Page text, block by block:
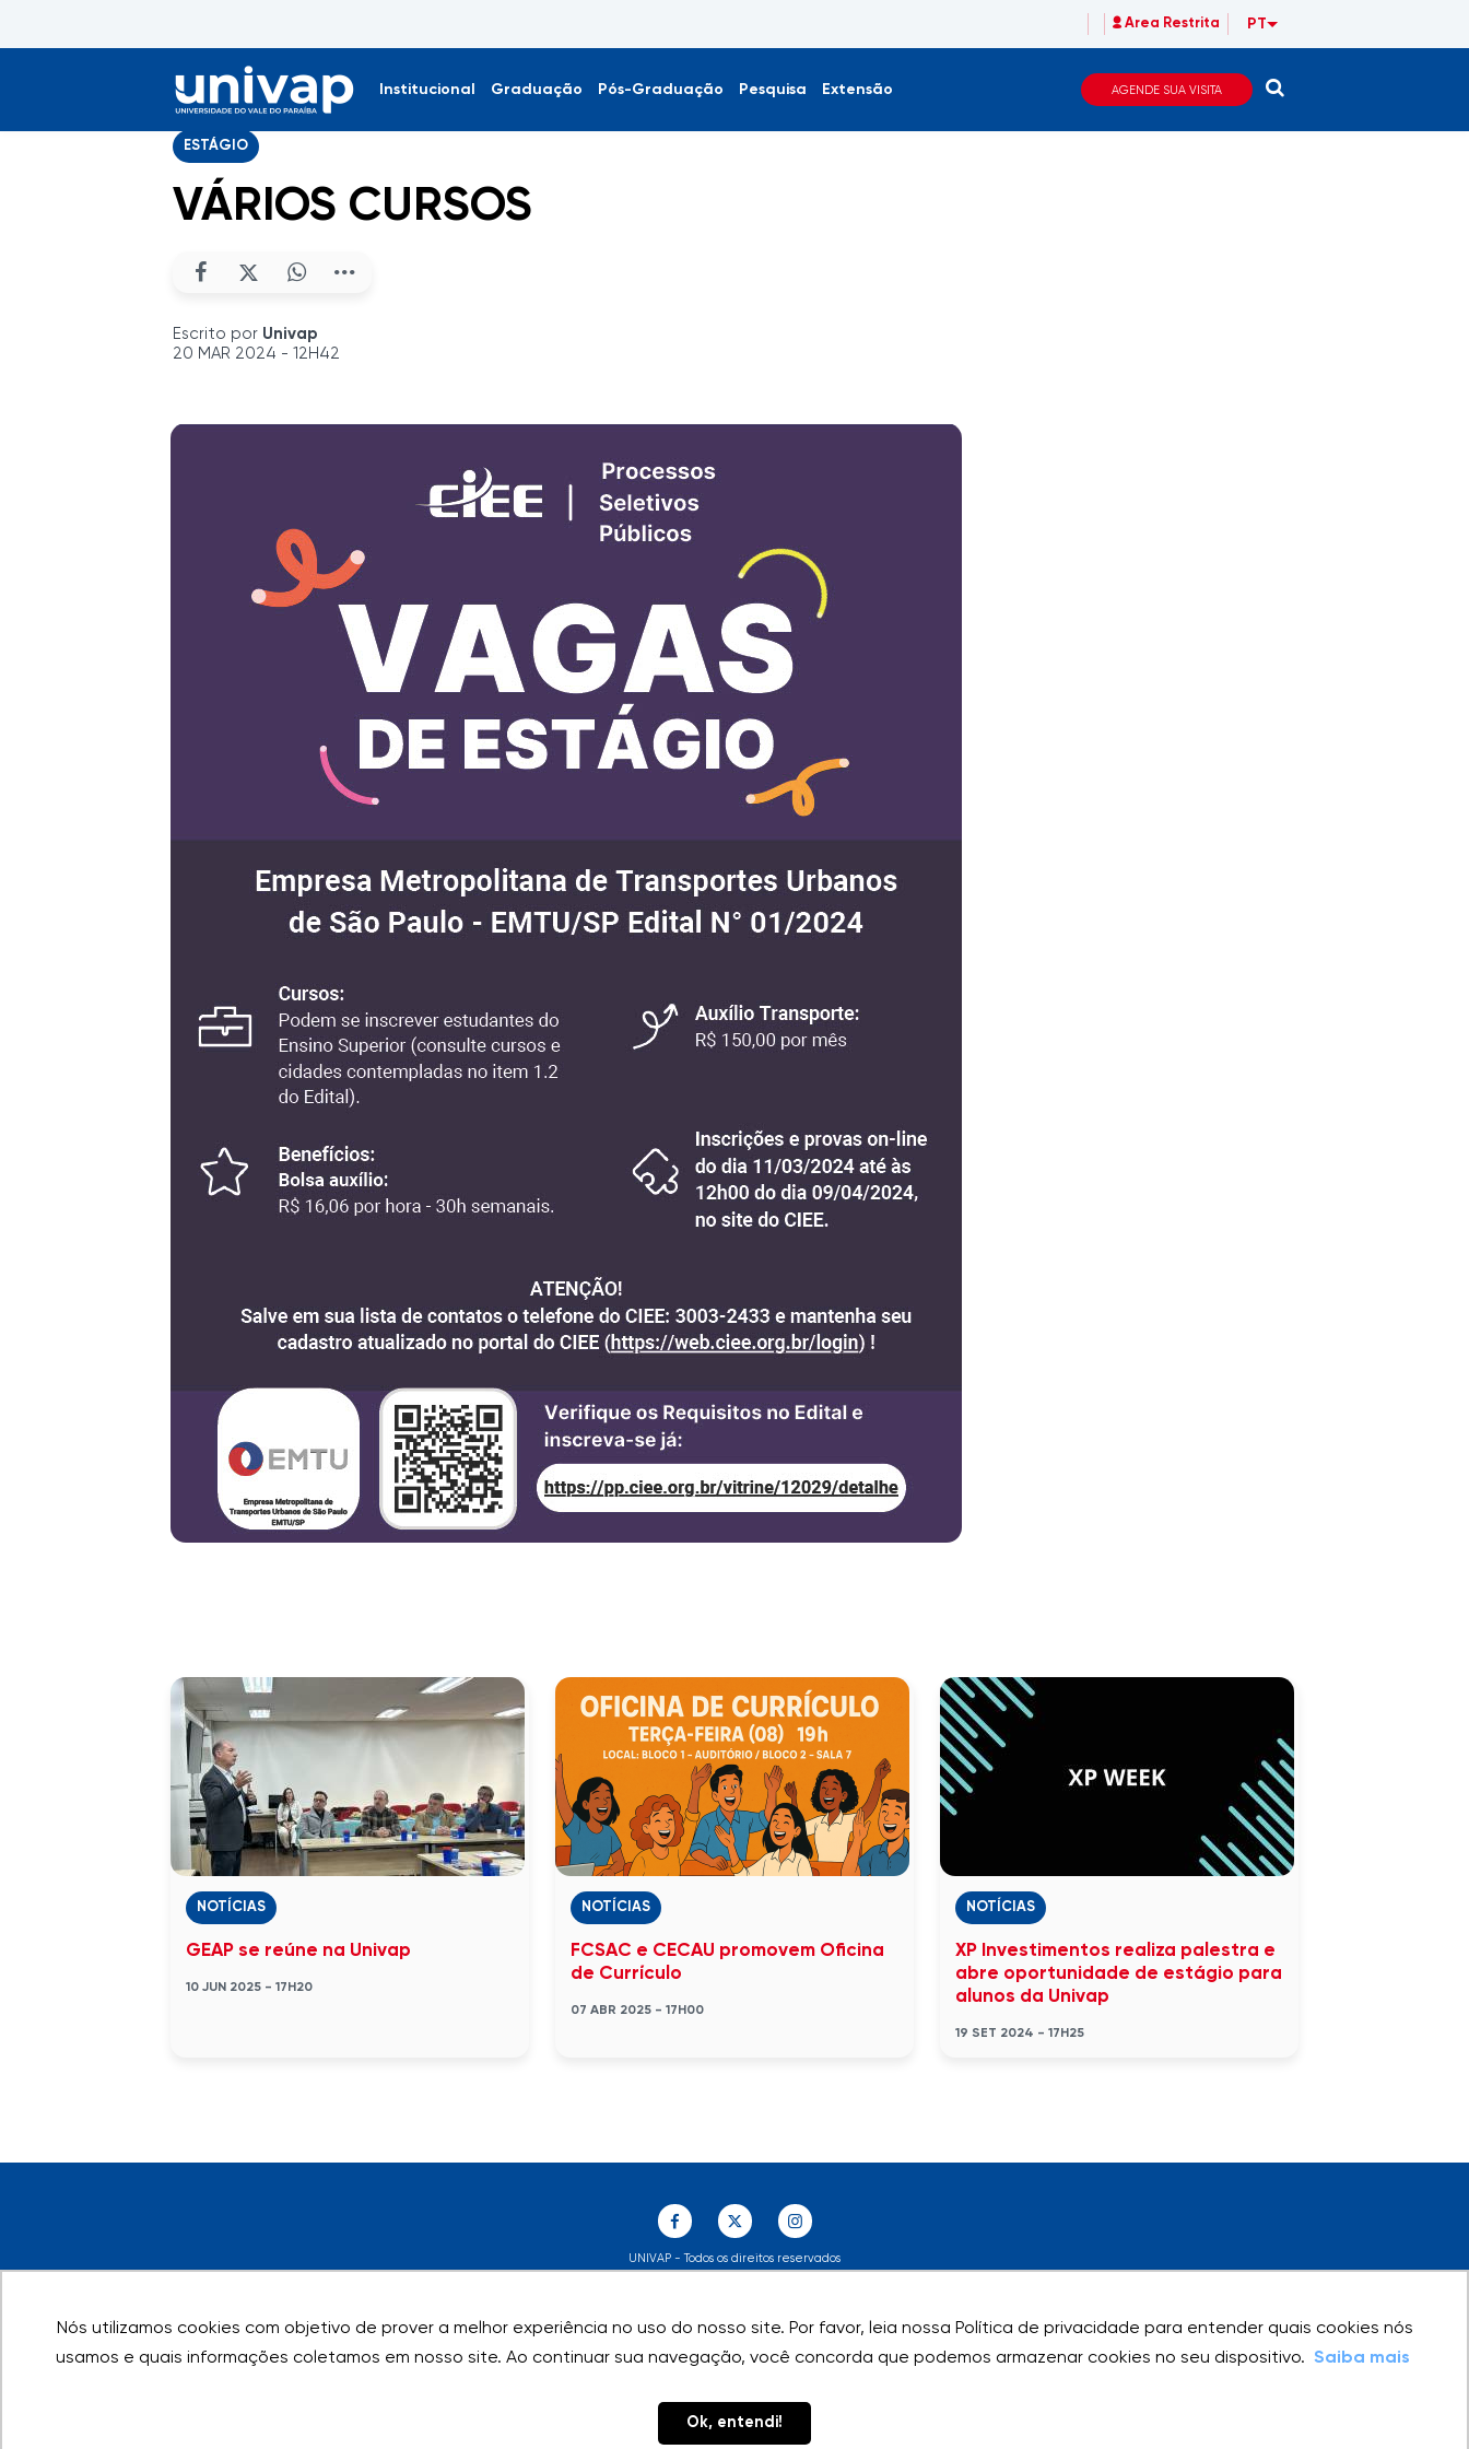
Nós utilizamos cookies com objetivo de prover a melhor experiência no uso do nosso site. Por favor, leia nossa Política de privacidade para entender quais cookies nós
usamos e quais informações coletamos em nosso site. Ao continuar sua navegação, você concorda que podemos armazenar cookies no seu dispositivo. Saiba mais
Ok, entendi!
Nós utilizamos cookies com objetivo de prover a melhor experiência no uso do nosso site. Por favor, leia nossa Política de privacidade para entender quais cookies nós
usamos e quais informações coletamos em nosso site. Ao continuar sua navegação, você concorda que podemos armazenar cookies no seu dispositivo. Saiba mais
Ok, entendi!
Area Restrita PT
Institucional Graduação Pós-Graduação Pesquisa Extensão AGENDE SUA VISITA
ESTÁGIO
VÁRIOS CURSOS
Escrito por Univap
20 MAR 2024 - 12H42
NOTÍCIAS
GEAP se reúne na Univap
10 JUN 2025 - 17H20
NOTÍCIAS
FCSAC e CECAU promovem Oficina
de Currículo
07 ABR 2025 - 17H00
NOTÍCIAS
XP Investimentos realiza palestra e
abre oportunidade de estágio para
alunos da Univap
19 SET 2024 - 17H25
UNIVAP - Todos os direitos reservados